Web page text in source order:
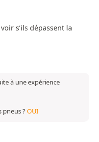
s’ils dépassent la
à une expérience
pneus ?OUI